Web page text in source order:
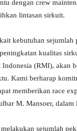
dengan crew
lintasan sirkuit.
kebutuhan
kualitas
(RMI), akan
Kami berharap
memberikan race
M. Mansoer, dalam
sejumlah